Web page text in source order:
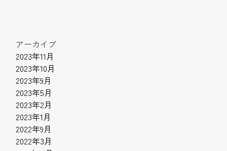
アーカイブ
2023年11月
2023年10月
2023年9月
2023年5月
2023年2月
2023年1月
2022年9月
2022年3月